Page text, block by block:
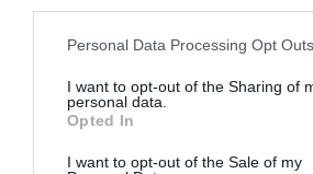
Please note that this website/app uses
not limited to your visit or usage
grant or deny consent to Google and its
use your data for below specified
consent section.
Personal Data Processing Opt Outs
I want to opt-out of the Sharing of
personal data.
Opted In
I want to opt-out of the Sale of my
Σ. Καλαφάτης: «Η
δεν είναι απλώς μια
νέα τεχνολογία, είναι
μια νέα βιομηχανική
31.07.2026
Νέος οδηγός του ΕΚΤ